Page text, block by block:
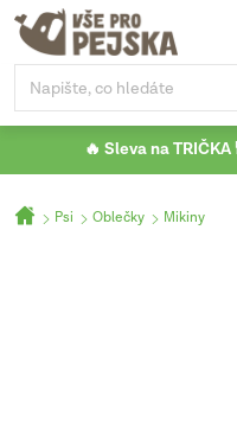
Přejít
obsah
🔥 Sleva na
Domů
Psi Oblečky Mikiny